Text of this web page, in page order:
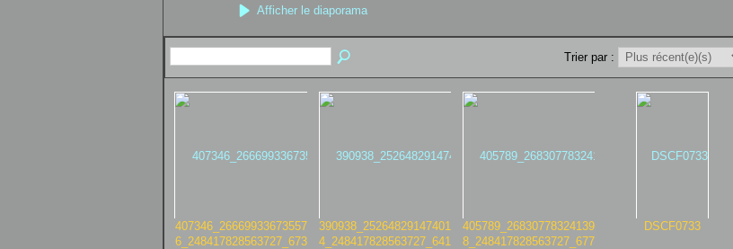
Afficher le diaporama
Trier par :
407346_26669933673557
6_248417828563727_673
390938_25264829147401
4_248417828563727_641
405789_26830778324139
8_248417828563727_677
DSCF0733